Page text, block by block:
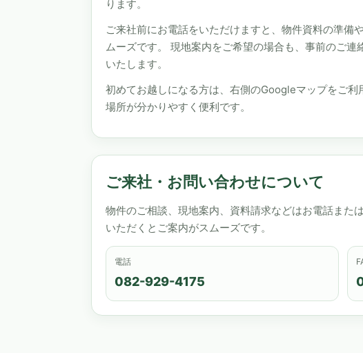
ります。
ご来社前にお電話をいただけますと、物件資料の準備
ムーズです。 現地案内をご希望の場合も、事前のご連
いたします。
初めてお越しになる方は、右側のGoogleマップをご利
場所が分かりやすく便利です。
ご来社・お問い合わせについて
物件のご相談、現地案内、資料請求などはお電話また
いただくとご案内がスムーズです。
電話
082-929-4175